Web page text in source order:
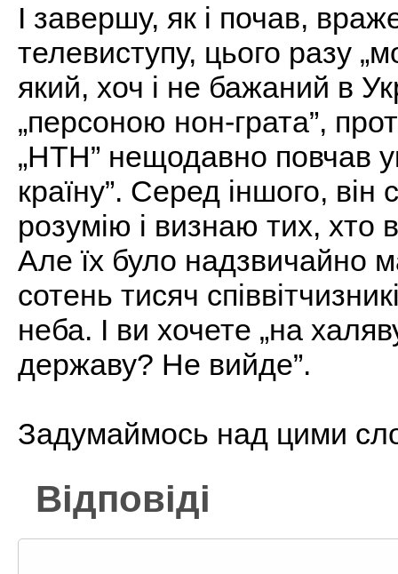
І завершу, як і почав,
телевиступу, цього разу
який, хоч і не бажаний в
„персоною нон-грата”,
„НТН” нещодавно повчав
країну”. Серед іншого,
розумію і визнаю тих, хто
Але їх було надзвичайно
сотень тисяч
неба. І ви хочете „на
державу? Не вийде”.
Задумаймось над цими
Відповіді